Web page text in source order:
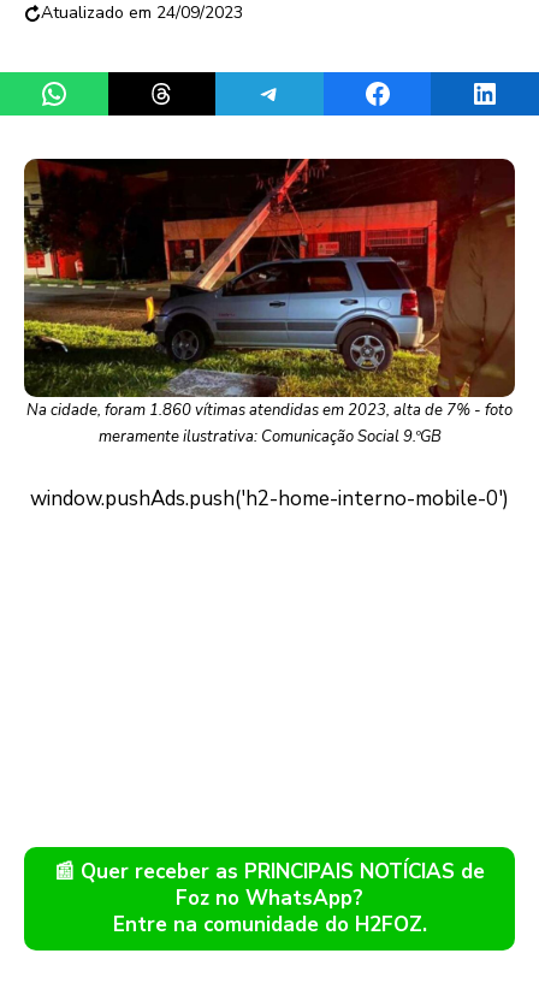
24/09/2023
Share on WhatsAppShare on ThreadsShare on TelegramShare on Facebook
Na cidade, foram 1.860 vítimas atendidas em 2023, alta de 7% - foto
meramente ilustrativa: Comunicação Social 9.ºGB
📰 Quer receber as PRINCIPAIS NOTÍCIAS de
Foz no WhatsApp?
Entre na comunidade do H2FOZ.